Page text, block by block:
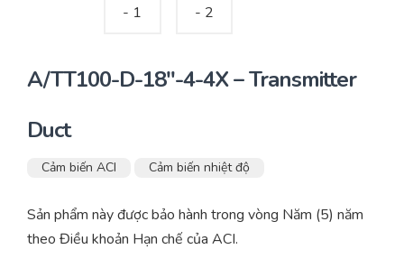
A/TT100-D-18″-4-4X – Transmitter
Duct
Cảm biến ACI Cảm biến nhiệt độ
Sản phẩm này được bảo hành trong vòng Năm (5) năm
theo Điều khoản Hạn chế của ACI.